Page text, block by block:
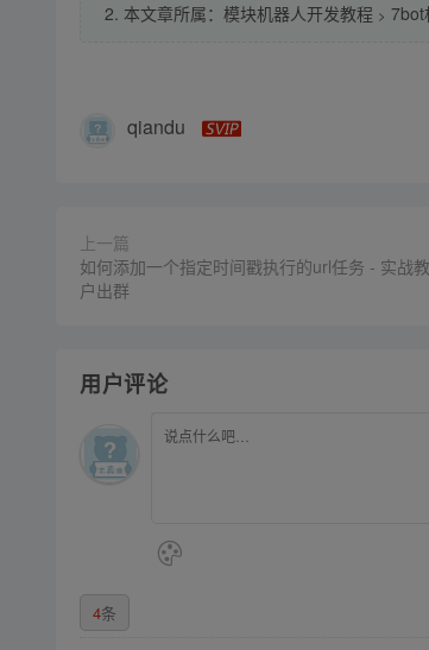
2. 本文章所属： 模块机器人开发教程 > 7bot
qiandu
上一篇
如何添加一个指定时间戳执行的url任务 - 实战
户出群
用户评论
4条